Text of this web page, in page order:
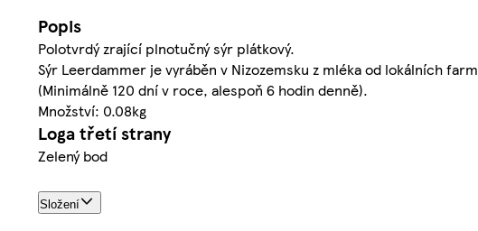
Popis
Polotvrdý zrající plnotučný sýr plátkový.
Sýr Leerdammer je vyráběn v Nizozemsku z mléka od lokálních
(Minimálně 120 dní v roce, alespoň 6 hodin denně).
Množství: 0.08kg
Loga třetí strany
Zelený bod
Složení